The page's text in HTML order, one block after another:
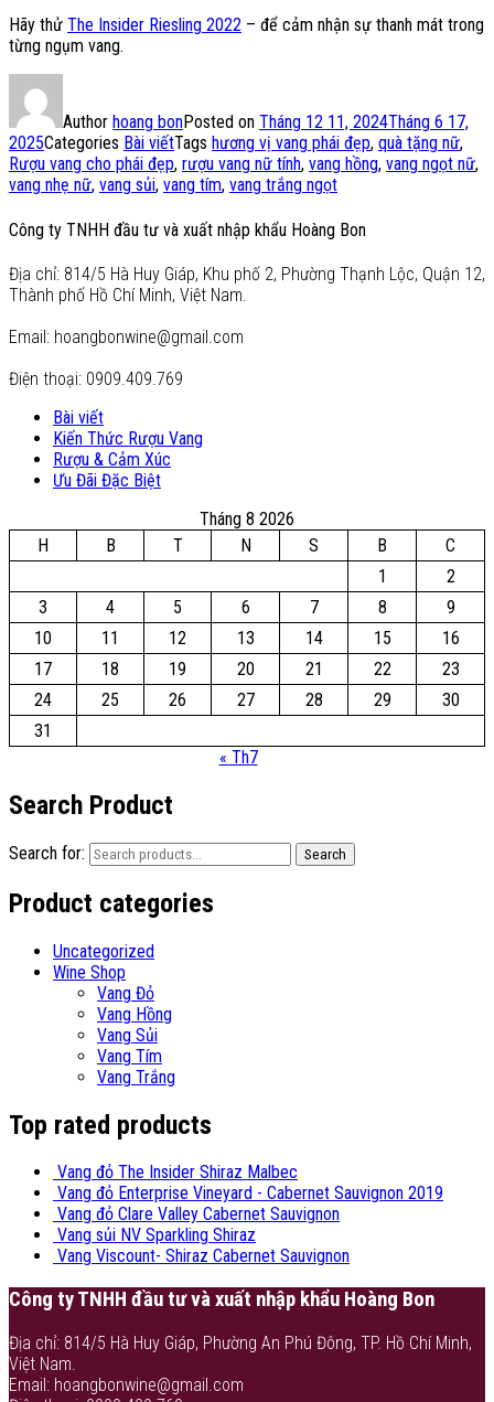
Hãy thử The Insider Riesling 2022 – để cảm nhận sự thanh mát trong
từng ngụm vang.
Author hoang bonPosted on Tháng 12 11, 2024Tháng 6 17,
2025Categories Bài viếtTags hương vị vang phái đẹp, quà tặng nữ,
Rượu vang cho phái đẹp, rượu vang nữ tính, vang hồng, vang ngọt nữ,
vang nhẹ nữ, vang sủi, vang tím, vang trắng ngọt
Công ty TNHH đầu tư và xuất nhập khẩu Hoàng Bon
Địa chỉ: 814/5 Hà Huy Giáp, Khu phố 2, Phường Thạnh Lộc, Quận 12,
Thành phố Hồ Chí Minh, Việt Nam.
Email: hoangbonwine@gmail.com
Điện thoại: 0909.409.769
Bài viết
Kiến Thức Rượu Vang
Rượu & Cảm Xúc
Ưu Đãi Đặc Biệt
Tháng 8 2026
H
B T N S B
C
1
2
3
4 5 6 7 8
9
10
11 12 13 14 15
16
17
18 19 20 21 22
23
24
25 26 27 28 29
30
31
« Th7
Search Product
Search for: Search
Product categories
Uncategorized
Wine Shop
Vang Đỏ
Vang Hồng
Vang Sủi
Vang Tím
Vang Trắng
Top rated products
Vang đỏ The Insider Shiraz Malbec
Vang đỏ Enterprise Vineyard - Cabernet Sauvignon 2019
Vang đỏ Clare Valley Cabernet Sauvignon
Vang sủi NV Sparkling Shiraz
Vang Viscount- Shiraz Cabernet Sauvignon
Công ty TNHH đầu tư và xuất nhập khẩu Hoàng Bon
Địa chỉ: 814/5 Hà Huy Giáp, Phường An Phú Đông, TP. Hồ Chí Minh,
Việt Nam.
Email: hoangbonwine@gmail.com